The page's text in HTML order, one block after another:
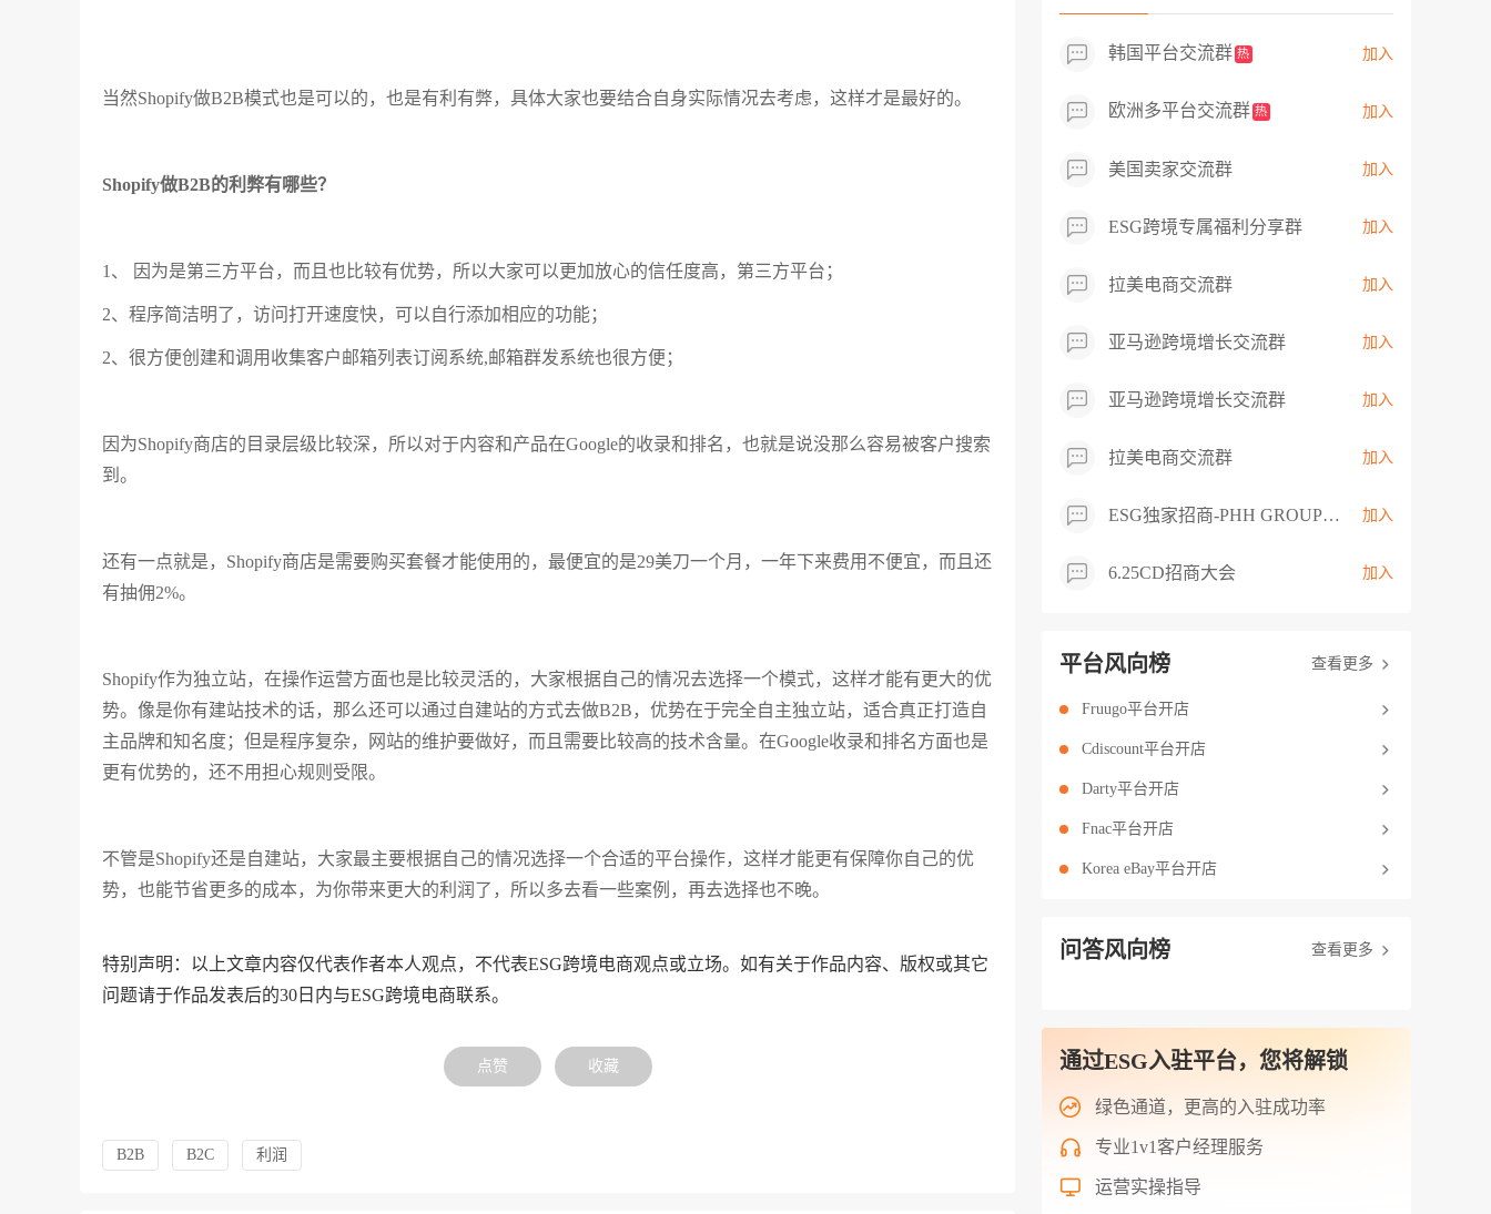
当然Shopify做B2B模式也是可以的，也是有利有弊，具体大家也要结合自身实际情况去考虑，这样才是最好的。
Shopify做B2B的利弊有哪些？
1、 因为是第三方平台，而且也比较有优势，所以大家可以更加放心的信任度高，第三方平台；
2、程序简洁明了，访问打开速度快，可以自行添加相应的功能；
2、很方便创建和调用收集客户邮箱列表订阅系统,邮箱群发系统也很方便；
因为Shopify商店的目录层级比较深，所以对于内容和产品在Google的收录和排名，也就是说没那么容易被客户搜索
到。
还有一点就是，Shopify商店是需要购买套餐才能使用的，最便宜的是29美刀一个月，一年下来费用不便宜，而且还
有抽佣2%。
Shopify作为独立站，在操作运营方面也是比较灵活的，大家根据自己的情况去选择一个模式，这样才能有更大的优
势。像是你有建站技术的话，那么还可以通过自建站的方式去做B2B，优势在于完全自主独立站，适合真正打造自
主品牌和知名度；但是程序复杂，网站的维护要做好，而且需要比较高的技术含量。在Google收录和排名方面也是
更有优势的，还不用担心规则受限。
不管是Shopify还是自建站，大家最主要根据自己的情况选择一个合适的平台操作，这样才能更有保障你自己的优
势，也能节省更多的成本，为你带来更大的利润了，所以多去看一些案例，再去选择也不晚。
特别声明：以上文章内容仅代表作者本人观点，不代表ESG跨境电商观点或立场。如有关于作品内容、版权或其它
问题请于作品发表后的30日内与ESG跨境电商联系。
点赞 收藏
B2B B2C 利润
韩国平台交流群 热 加入
欧洲多平台交流群 热 加入
美国卖家交流群 加入
ESG跨境专属福利分享群 加入
拉美电商交流群 加入
亚马逊跨境增长交流群 加入
亚马逊跨境增长交流群 加入
拉美电商交流群 加入
ESG独家招商-PHH GROUP卖家交流群 加入
6.25CD招商大会 加入
平台风向榜 查看更多
Fruugo平台开店
Cdiscount平台开店
Darty平台开店
Fnac平台开店
Korea eBay平台开店
问答风向榜 查看更多
通过ESG入驻平台，您将解锁
绿色通道，更高的入驻成功率
专业1v1客户经理服务
运营实操指导